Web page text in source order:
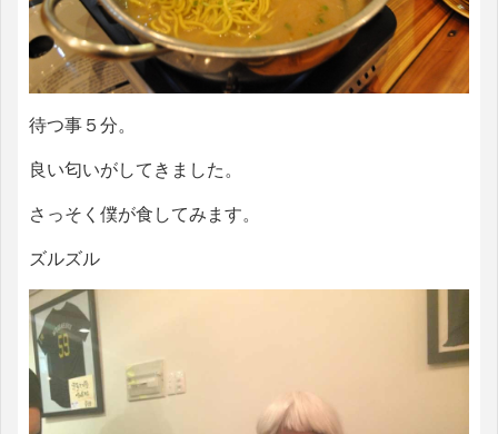
待つ事５分。
良い匂いがしてきました。
さっそく僕が食してみます。
ズルズル